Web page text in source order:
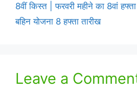
8वीं किस्त | फरवरी महीने का 8वां
बहिन योजना 8 हफ्ता तारीख
Leave a